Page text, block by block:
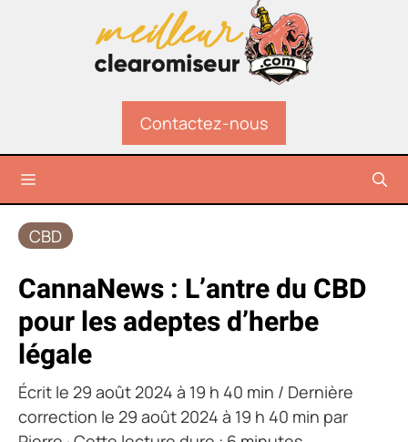
Contactez-nous
Menu
CBD
CannaNews : L’antre du CBD
pour les adeptes d’herbe
légale
Écrit le 29 août 2024 à 19 h 40 min / Dernière
correction le 29 août 2024 à 19 h 40 min par